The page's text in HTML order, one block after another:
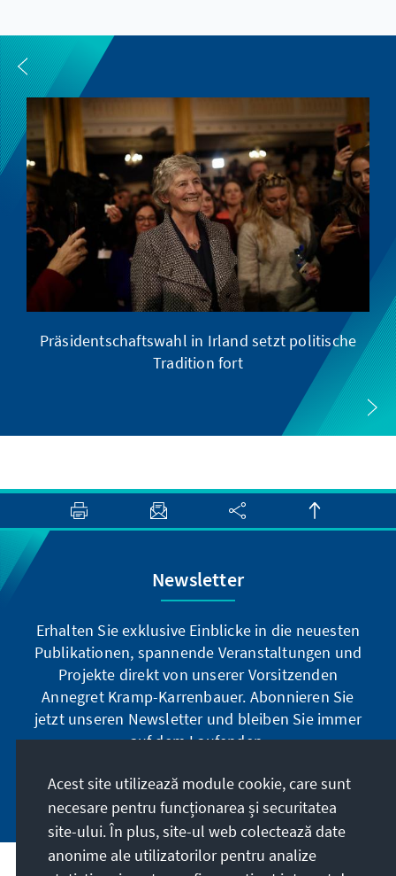
Präsidentschaftswahl in Irland setzt politische
Tradition fort
Newsletter
Erhalten Sie exklusive Einblicke in die neuesten
Publikationen, spannende Veranstaltungen und
Projekte direkt von unserer Vorsitzenden
Annegret Kramp-Karrenbauer. Abonnieren Sie
jetzt unseren Newsletter und bleiben Sie immer
auf dem Laufenden.
Jetzt abonnieren
Acest site utilizează module cookie, care sunt
necesare pentru funcționarea și securitatea
site-ului. În plus, site-ul web colectează date
anonime ale utilizatorilor pentru analize